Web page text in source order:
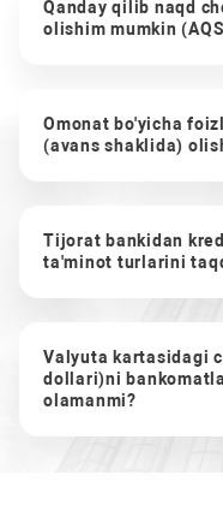
Qanday qilib naqd
olishim mumkin
Omonat bo'yicha
(avans shaklida)
Tijorat bankidan
ta'minot turlarini
Valyuta kartasidagi
dollari)ni
olamanmi?